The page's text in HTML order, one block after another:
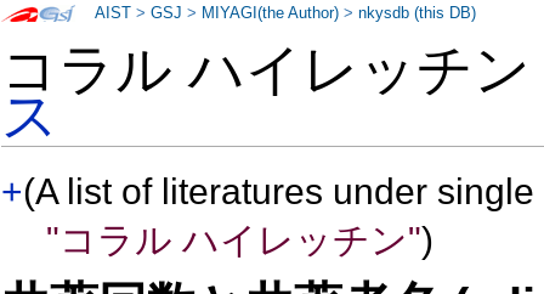
コラル ハイレッチ
ス
+(A list of literatures under
"コラル ハイレッチン")
AIST >GSJ > MIYAGI(the Author) >nkysdb (this DB)